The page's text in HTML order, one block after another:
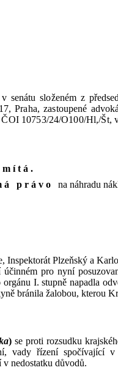
v senátu složeném z
Praha, zastoupené
ČOI 10753/24/O100/Hl,/Št,
.
právo na náhradu
Inspektorát Plzeňskýa
účinném pro nyní
I. stupně napadla
bránila žalobou, kterou
) se proti rozsudku
vady řízení spočívající v
v nedostatku důvodů.